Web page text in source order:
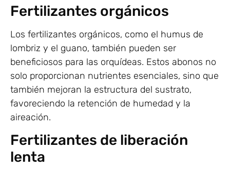
Fertilizantes orgánicos
Los fertilizantes orgánicos, como el humus de
lombriz y el guano, también pueden ser
beneficiosos para las orquídeas. Estos abonos no
solo proporcionan nutrientes esenciales, sino que
también mejoran la estructura del sustrato,
favoreciendo la retención de humedad y la
aireación.
Fertilizantes de liberación
lenta